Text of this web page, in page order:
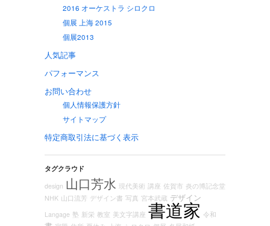
2016 オーケストラ シロクロ
個展 上海 2015
個展2013
人気記事
パフォーマンス
お問い合わせ
個人情報保護方針
サイトマップ
特定商取引法に基づく表示
タグクラウド
design 山口芳水 現代美術 講座 佐賀市 炎の博記念堂
NHK 山口流芳 デザイン書 写真 宮本武蔵 デザイン
Langage 塾 新栄 教室 美文字講座 書道家 令和